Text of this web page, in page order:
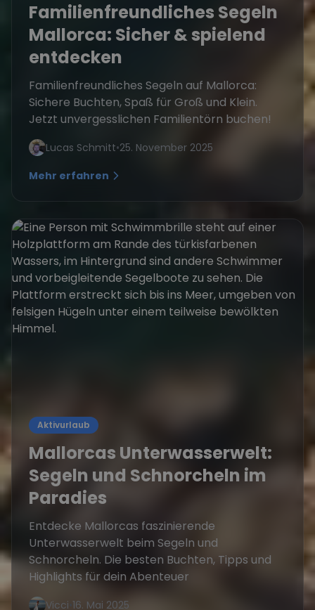
Familienfreundliches Segeln
Mallorca: Sicher & spielend
entdecken
Familienfreundliches Segeln auf Mallorca:
Sichere Buchten, Spaß für Groß und Klein.
Jetzt unvergesslichen Familientörn buchen!
Lucas Schmitt•25. November 2025
Mehr erfahren
Aktivurlaub
Mallorcas Unterwasserwelt:
Segeln und Schnorcheln im
Paradies
Entdecke Mallorcas faszinierende
Unterwasserwelt beim Segeln und
Schnorcheln. Die besten Buchten, Tipps und
Highlights für dein Abenteuer
Vicci 16. Mai 2025